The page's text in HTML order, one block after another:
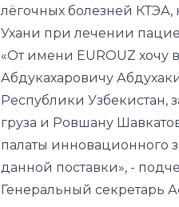
Абдукахаровичу
Республики Узбекистан,
груза и Ровшану
палаты инновационного
данной поставки», -
Генеральный секретарь
Социальная защита